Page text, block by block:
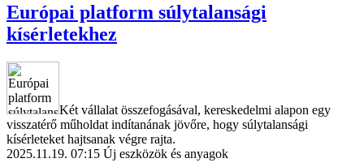
Európai platform súlytalansági
kísérletekhez
Két vállalat összefogásával, kereskedelmi alapon egy
visszatérő műholdat indítanának jövőre, hogy súlytalansági
kísérleteket hajtsanak végre rajta.
2025.11.19. 07:15 Új eszközök és anyagok